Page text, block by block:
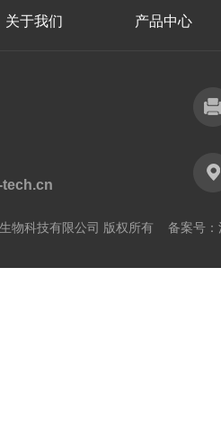
关于我们 产品中心
物科技有限公司 版权所有 备案号